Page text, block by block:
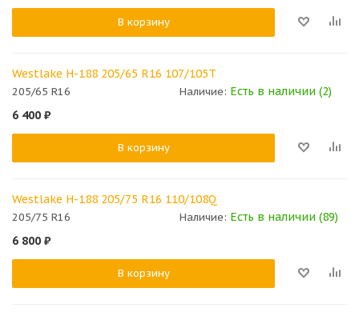
В корзину
Westlake H-188 205/65 R16 107/105T
205/65 R16 Наличие: Есть в наличии (2)
6 400 ₽
В корзину
Westlake H-188 205/75 R16 110/108Q
205/75 R16 Наличие: Есть в наличии (89)
6 800 ₽
В корзину